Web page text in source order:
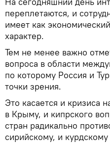
переплетаются, и
имеет как
характер.
Тем не менее важно
вопроса в области
по которому Россия и
точки зрения.
Это касается и кризиса
в Крыму, и кипрского
стран радикально
сирийскому, и